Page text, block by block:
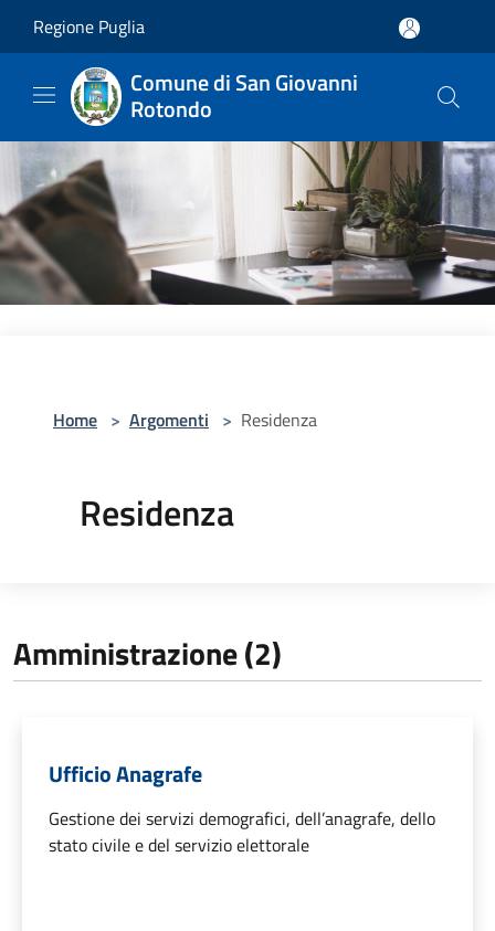
Regione Puglia
Comune di San Giovanni
Rotondo
Home > Argomenti > Residenza
Residenza
Amministrazione (2)
Ufficio Anagrafe
Gestione dei servizi demografici, dell’anagrafe, dello
stato civile e del servizio elettorale